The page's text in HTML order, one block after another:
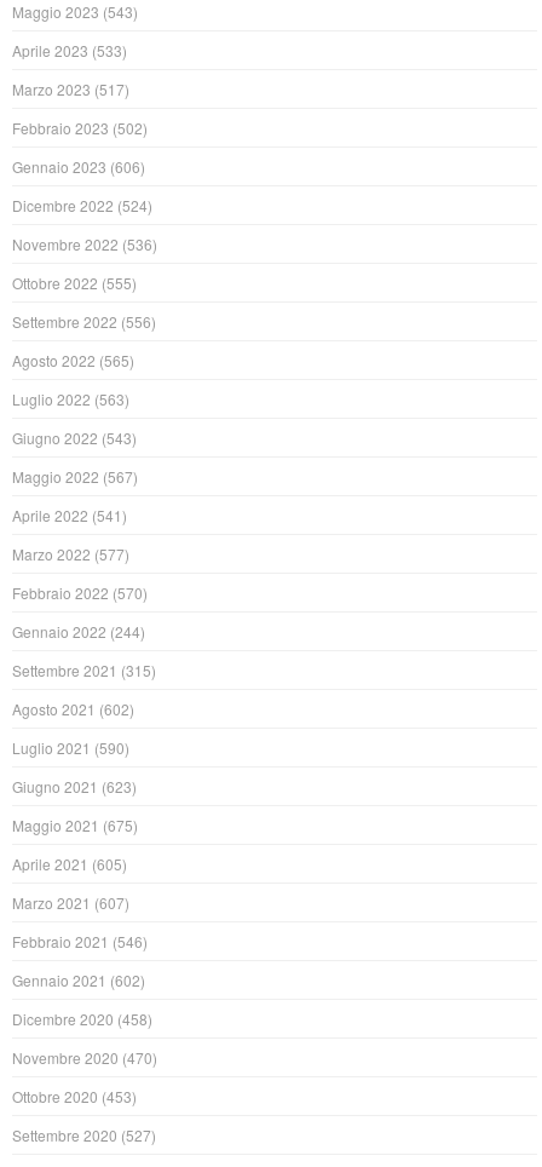
Maggio 2023 (543)
Aprile 2023 (533)
Marzo 2023 (517)
Febbraio 2023 (502)
Gennaio 2023 (606)
Dicembre 2022 (524)
Novembre 2022 (536)
Ottobre 2022 (555)
Settembre 2022 (556)
Agosto 2022 (565)
Luglio 2022 (563)
Giugno 2022 (543)
Maggio 2022 (567)
Aprile 2022 (541)
Marzo 2022 (577)
Febbraio 2022 (570)
Gennaio 2022 (244)
Settembre 2021 (315)
Agosto 2021 (602)
Luglio 2021 (590)
Giugno 2021 (623)
Maggio 2021 (675)
Aprile 2021 (605)
Marzo 2021 (607)
Febbraio 2021 (546)
Gennaio 2021 (602)
Dicembre 2020 (458)
Novembre 2020 (470)
Ottobre 2020 (453)
Settembre 2020 (527)